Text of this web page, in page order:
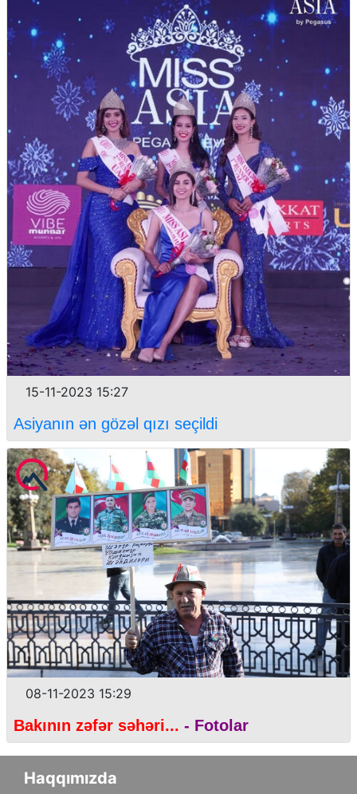
15-11-2023 15:27
Asiyanın ən gözəl qızı seçildi
08-11-2023 15:29
Bakının zəfər səhəri... - Fotolar
Haqqımızda